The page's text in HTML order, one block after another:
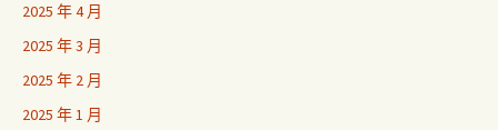
2025 年 4 月
2025 年 3 月
2025 年 2 月
2025 年 1 月